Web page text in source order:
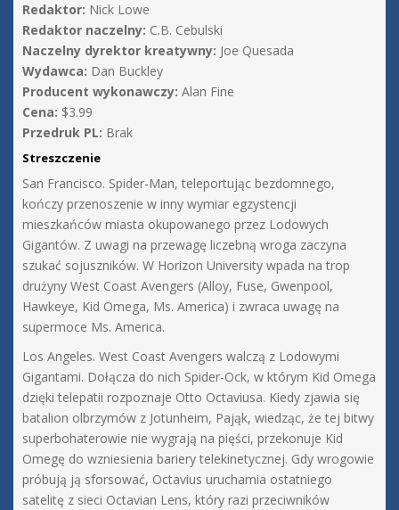
Redaktor: Nick Lowe
Redaktor naczelny: C.B. Cebulski
Naczelny dyrektor kreatywny: Joe Quesada
Wydawca: Dan Buckley
Producent wykonawczy: Alan Fine
Cena: $3.99
Przedruk PL: Brak
Streszczenie
San Francisco. Spider-Man, teleportując bezdomnego,
kończy przenoszenie w inny wymiar egzystencji
mieszkańców miasta okupowanego przez Lodowych
Gigantów. Z uwagi na przewagę liczebną wroga zaczyna
szukać sojuszników. W Horizon University wpada na trop
drużyny West Coast Avengers (Alloy, Fuse, Gwenpool,
Hawkeye, Kid Omega, Ms. America) i zwraca uwagę na
supermoce Ms. America.
Los Angeles. West Coast Avengers walczą z Lodowymi
Gigantami. Dołącza do nich Spider-Ock, w którym Kid Omega
dzięki telepatii rozpoznaje Otto Octaviusa. Kiedy zjawia się
batalion olbrzymów z Jotunheim, Pająk, wiedząc, że tej bitwy
superbohaterowie nie wygrają na pięści, przekonuje Kid
Omegę do wzniesienia bariery telekinetycznej. Gdy wrogowie
próbują ją sforsować, Octavius uruchamia ostatniego
satelitę z sieci Octavian Lens, który razi przeciwników